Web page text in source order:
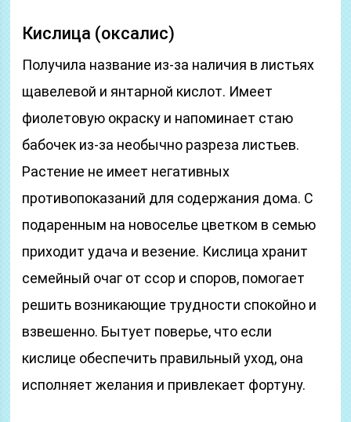
Кислица (оксалис)
Получила название из-за наличия в листьях
щавелевой и янтарной кислот. Имеет
фиолетовую окраску и напоминает стаю
бабочек из-за необычно разреза листьев.
Растение не имеет негативных
противопоказаний для содержания дома. С
подаренным на новоселье цветком в семью
приходит удача и везение. Кислица хранит
семейный очаг от ссор и споров, помогает
решить возникающие трудности спокойно и
взвешенно. Бытует поверье, что если
кислице обеспечить правильный уход, она
исполняет желания и привлекает фортуну.